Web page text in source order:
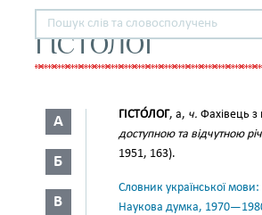
ГІСТОЛОГ
А
Б
В
ГІСТО́ЛОГ, а, ч. Фахівець з
доступною та відчутною
1951, 163).
Словник української
Наукова думка,